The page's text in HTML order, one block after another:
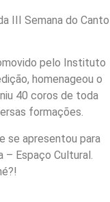
III Semana do Canto
pelo Instituto
homenageou o
40 coros de toda
formações.
se apresentou para
– Espaço Cultural.